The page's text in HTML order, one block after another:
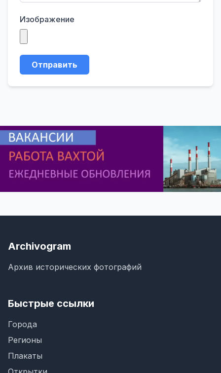
Изображение
Отправить
Archivogram
Архив исторических фотографий
Быстрые ссылки
Города
Регионы
Плакаты